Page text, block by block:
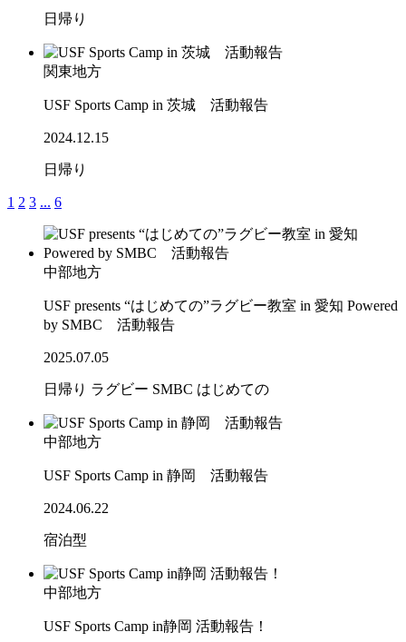
日帰り
関東地方
USF Sports Camp in 茨城 活動報告
2024.12.15
日帰り
1 2 3 ... 6
中部地方
USF presents “はじめての”ラグビー教室 in 愛知 Powered
by SMBC 活動報告
2025.07.05
日帰り ラグビー SMBC はじめての
中部地方
USF Sports Camp in 静岡 活動報告
2024.06.22
宿泊型
中部地方
USF Sports Camp in静岡 活動報告！